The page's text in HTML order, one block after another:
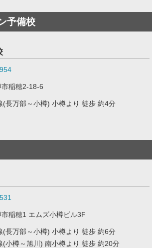
予備校
稲穂2-18-6
(長万部～小樽) 小樽より 徒歩 約4分
稲穂1 エムズ小樽ビル3F
(長万部～小樽) 小樽より 徒歩 約6分
(小樽～旭川) 南小樽より 徒歩 約20分